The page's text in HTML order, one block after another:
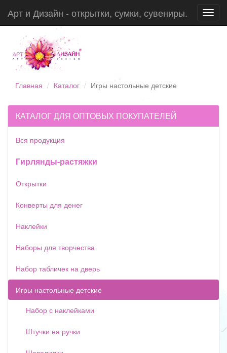
Арт и Дизайн - открытки, сумки, сувениры.
Главная Каталог Игры настольные детские
КАТАЛОГ ДЛЯ ОПТОВЫХ ПОКУПАТЕЛЕЙ
Вся продукция
Гирлянды-растяжки
Открытки
Конверты для денег
Наклейки
Наборы для творчества
Набор табличек на дверь
Игры настольные детские
Набор с наклейками
Штучки на ручки